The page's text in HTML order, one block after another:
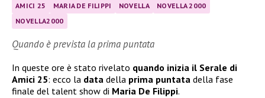
AMICI 25 MARIA DE FILIPPI NOVELLA
NOVELLA 2000
NOVELLA2000
Quando è prevista la prima puntata
In queste ore è stato rivelato quando inizia il Serale di
Amici 25: ecco la data della prima puntata della fase
finale del talent show di Maria De Filippi.